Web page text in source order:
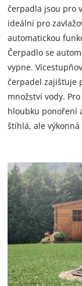
čerpadla jsou pro
ideální pro
automatickou
Čerpadlo se
vypne.
čerpadel zajišťuje
množství vody.
hloubku ponoření
štíhlá, ale